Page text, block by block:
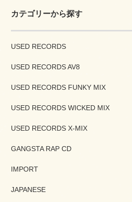
カテゴリーから探す
USED RECORDS
USED RECORDS AV8
USED RECORDS FUNKY MIX
USED RECORDS WICKED MIX
USED RECORDS X-MIX
GANGSTA RAP CD
IMPORT
JAPANESE